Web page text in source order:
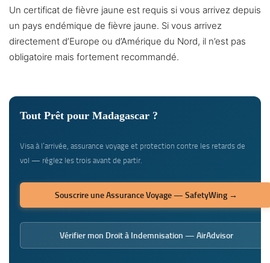
Un certificat de fièvre jaune est requis si vous arrivez depuis
un pays endémique de fièvre jaune. Si vous arrivez
directement d’Europe ou d’Amérique du Nord, il n’est pas
obligatoire mais fortement recommandé.
Tout Prêt pour Madagascar ?
Visa à l’arrivée, assurance voyage et protection contre les retards de
vol — réglez les trois avant de partir.
Souscrire une Assurance Voyage — SafetyWing →
Vérifier mon Droit à Indemnisation — AirAdvisor